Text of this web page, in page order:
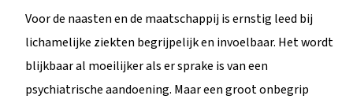
Voor de naasten en de maatschappij is ernstig leed bij
lichamelijke ziekten begrijpelijk en invoelbaar. Het wordt
blijkbaar al moeilijker als er sprake is van een
psychiatrische aandoening. Maar een groot onbegrip